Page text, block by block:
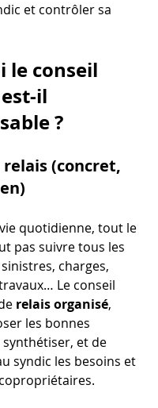
et contrôler sa
le conseil
il
?
(concret,
quotidienne, tout le
pas suivre tous les
charges,
Le conseil
relais organisé,
les bonnes
et de
syndic les besoins et